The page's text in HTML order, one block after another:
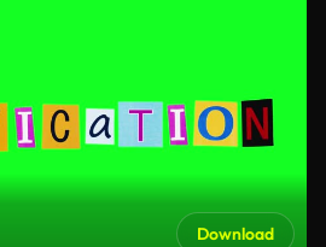
Download